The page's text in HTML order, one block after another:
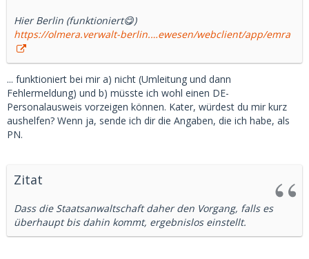
Hier Berlin (funktioniert😋)
https://olmera.verwalt-berlin.…ewesen/webclient/app/emra
... funktioniert bei mir a) nicht (Umleitung und dann
Fehlermeldung) und b) müsste ich wohl einen DE-
Personalausweis vorzeigen können. Kater, würdest du mir kurz
aushelfen? Wenn ja, sende ich dir die Angaben, die ich habe, als
PN.
Zitat
Dass die Staatsanwaltschaft daher den Vorgang, falls es
überhaupt bis dahin kommt, ergebnislos einstellt.